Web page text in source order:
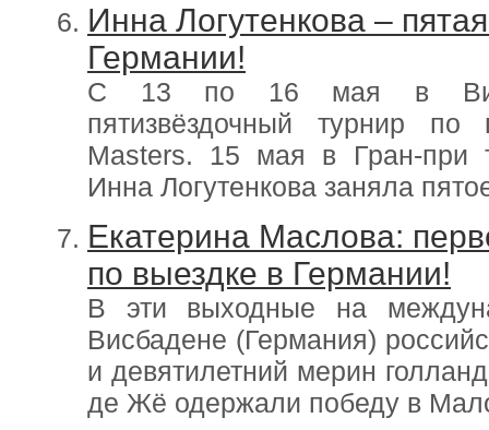
Инна Логутенкова –
Германии!
С 13 по 16 мая в
пятизвёздочный турнир
Masters. 15 мая в Гран-при
Инна Логутенкова заняла
Екатерина Маслова:
по выездке в Германии!
В эти выходные на
Висбадене (Германия)
и девятилетний мерин
де Жё одержали победу в